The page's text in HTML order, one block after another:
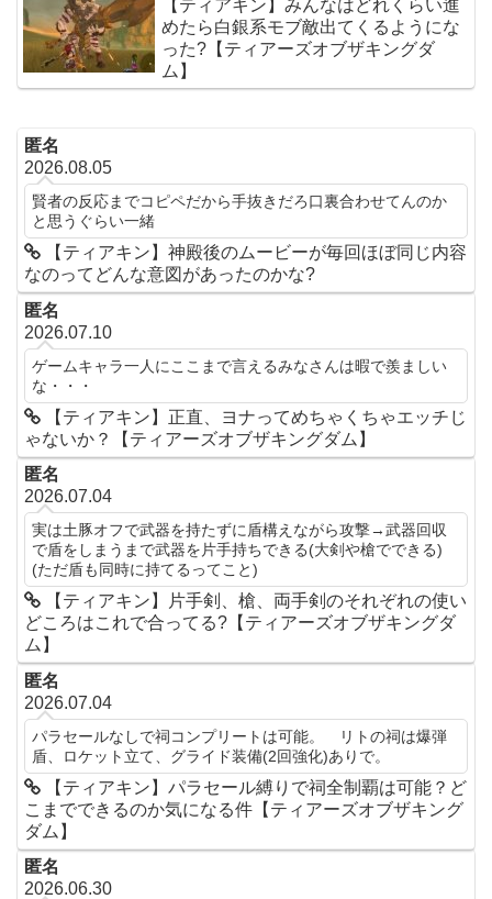
【ティアキン】みんなはどれくらい進
めたら白銀系モブ敵出てくるようにな
った?【ティアーズオブザキングダ
ム】
匿名
2026.08.05
賢者の反応までコピペだから手抜きだろ口裏合わせてんのか
と思うぐらい一緒
【ティアキン】神殿後のムービーが毎回ほぼ同じ内容
なのってどんな意図があったのかな?
匿名
2026.07.10
ゲームキャラ一人にここまで言えるみなさんは暇で羨ましい
な・・・
【ティアキン】正直、ヨナってめちゃくちゃエッチじ
ゃないか？【ティアーズオブザキングダム】
匿名
2026.07.04
実は土豚オフで武器を持たずに盾構えながら攻撃→武器回収
で盾をしまうまで武器を片手持ちできる(大剣や槍でできる)
(ただ盾も同時に持てるってこと)
【ティアキン】片手剣、槍、両手剣のそれぞれの使い
どころはこれで合ってる?【ティアーズオブザキングダ
ム】
匿名
2026.07.04
パラセールなしで祠コンプリートは可能。 リトの祠は爆弾
盾、ロケット立て、グライド装備(2回強化)ありで。
【ティアキン】パラセール縛りで祠全制覇は可能？ど
こまでできるのか気になる件【ティアーズオブザキング
ダム】
匿名
2026.06.30